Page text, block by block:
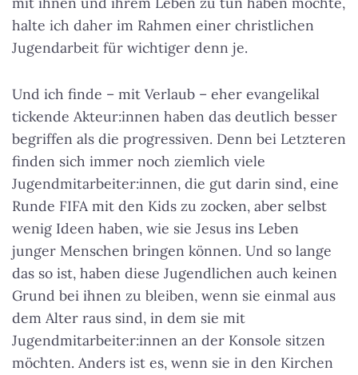
halte ich daher im Rahmen einer christlichen
Jugendarbeit für wichtiger denn je.
Und ich finde – mit Verlaub – eher evangelikal
tickende Akteur:innen haben das deutlich besser
begriffen als die progressiven. Denn bei Letzteren
finden sich immer noch ziemlich viele
Jugendmitarbeiter:innen, die gut darin sind, eine
Runde FIFA mit den Kids zu zocken, aber selbst
wenig Ideen haben, wie sie Jesus ins Leben
junger Menschen bringen können. Und so lange
das so ist, haben diese Jugendlichen auch keinen
Grund bei ihnen zu bleiben, wenn sie einmal aus
dem Alter raus sind, in dem sie mit
Jugendmitarbeiter:innen an der Konsole sitzen
möchten. Anders ist es, wenn sie in den Kirchen